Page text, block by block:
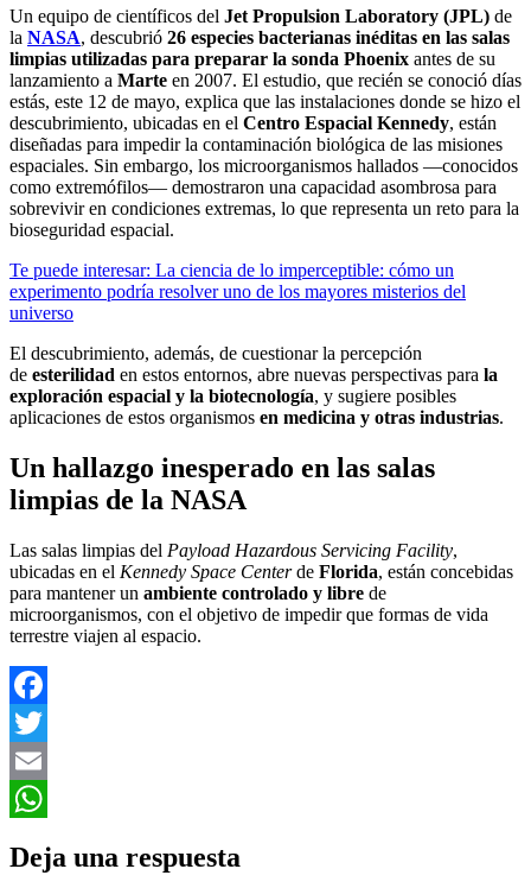
Un equipo de científicos del Jet Propulsion Laboratory (JPL) de
la NASA, descubrió 26 especies bacterianas inéditas en las salas
limpias utilizadas para preparar la sonda Phoenix antes de su
lanzamiento a Marte en 2007. El estudio, que recién se conoció días
estás, este 12 de mayo, explica que las instalaciones donde se hizo el
descubrimiento, ubicadas en el Centro Espacial Kennedy, están
diseñadas para impedir la contaminación biológica de las misiones
espaciales. Sin embargo, los microorganismos hallados —conocidos
como extremófilos— demostraron una capacidad asombrosa para
sobrevivir en condiciones extremas, lo que representa un reto para la
bioseguridad espacial.
Te puede interesar: La ciencia de lo imperceptible: cómo un
experimento podría resolver uno de los mayores misterios del
universo
El descubrimiento, además, de cuestionar la percepción
de esterilidad en estos entornos, abre nuevas perspectivas para la
exploración espacial y la biotecnología, y sugiere posibles
aplicaciones de estos organismos en medicina y otras industrias.
Un hallazgo inesperado en las salas
limpias de la NASA
Las salas limpias del Payload Hazardous Servicing Facility,
ubicadas en el Kennedy Space Centerde Florida, están concebidas
para mantener un ambiente controlado y libre de
microorganismos, con el objetivo de impedir que formas de vida
terrestre viajen al espacio.
Facebook
Twitter
Email
Deja una respuesta